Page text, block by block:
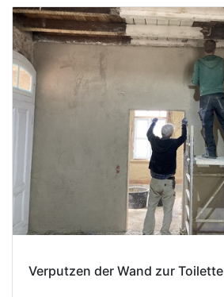
Verputzen der Wand zur Toilette